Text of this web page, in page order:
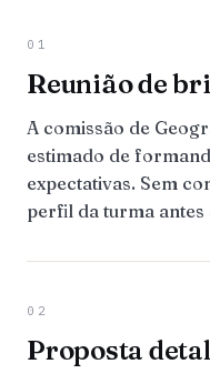
01
Reunião de
A comissão de
estimado de
expectativas. Sem
perfil da turma
02
Proposta